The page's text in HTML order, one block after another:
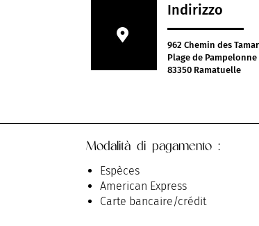
Indirizzo
962 Chemin des
Plage de Pampelonne
83350 Ramatuelle
Modalità di pagamento :
Espèces
American Express
Carte bancaire/crédit